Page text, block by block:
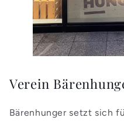
Verein
Bärenhunger setzt sich